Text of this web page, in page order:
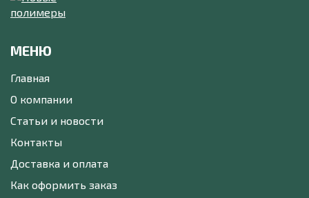
МЕНЮ
Главная
О компании
Статьи и новости
Контакты
Доставка и оплата
Как оформить заказ